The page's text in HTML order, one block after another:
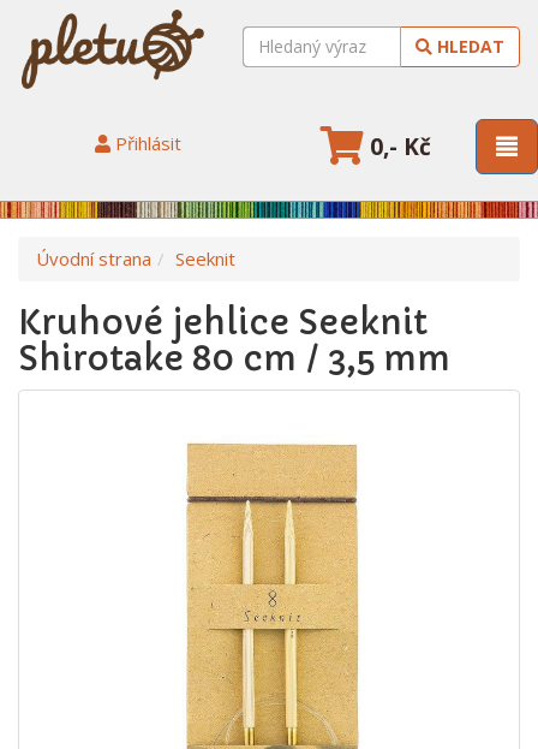
HLEDAT
Přihlásit 0,- Kč
Úvodní strana Seeknit
Kruhové jehlice Seeknit
Shirotake 80 cm / 3,5 mm